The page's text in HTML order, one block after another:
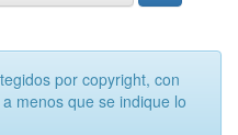
por copyright, con
menos que se indique lo